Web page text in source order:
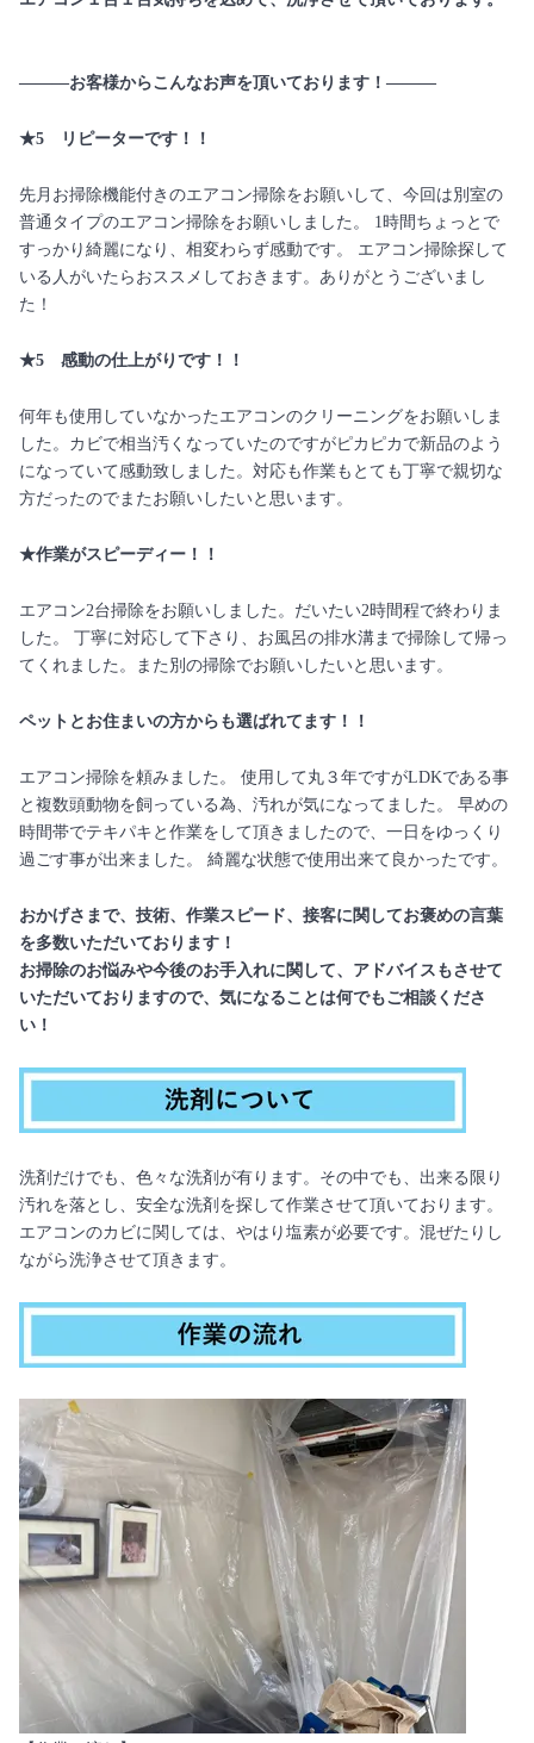
―――お客様からこんなお声を頂いております！―――
★5 リピーターです！！
先月お掃除機能付きのエアコン掃除をお願いして、今回は別室の
普通タイプのエアコン掃除をお願いしました。 1時間ちょっとで
すっかり綺麗になり、相変わらず感動です。 エアコン掃除探して
いる人がいたらおススメしておきます。ありがとうございまし
た！
★5 感動の仕上がりです！！
何年も使用していなかったエアコンのクリーニングをお願いしま
した。カビで相当汚くなっていたのですがピカピカで新品のよう
になっていて感動致しました。対応も作業もとても丁寧で親切な
方だったのでまたお願いしたいと思います。
★作業がスピーディー！！
エアコン2台掃除をお願いしました。だいたい2時間程で終わりま
した。 丁寧に対応して下さり、お風呂の排水溝まで掃除して帰っ
てくれました。また別の掃除でお願いしたいと思います。
ペットとお住まいの方からも選ばれてます！！
エアコン掃除を頼みました。 使用して丸３年ですがLDKである事
と複数頭動物を飼っている為、汚れが気になってました。 早めの
時間帯でテキパキと作業をして頂きましたので、一日をゆっくり
過ごす事が出来ました。 綺麗な状態で使用出来て良かったです。
おかげさまで、技術、作業スピード、接客に関してお褒めの言葉
を多数いただいております！
お掃除のお悩みや今後のお手入れに関して、アドバイスもさせて
いただいておりますので、気になることは何でもご相談くださ
い！
洗剤だけでも、色々な洗剤が有ります。その中でも、出来る限り
汚れを落とし、安全な洗剤を探して作業させて頂いております。
エアコンのカビに関しては、やはり塩素が必要です。混ぜたりし
ながら洗浄させて頂きます。